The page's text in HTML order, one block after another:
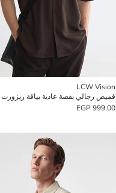
LCW Vision
999.00 EGP